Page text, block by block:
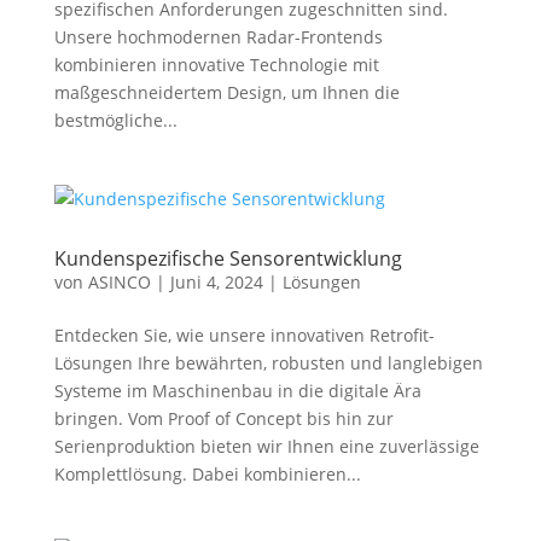
spezifischen Anforderungen zugeschnitten sind.
Unsere hochmodernen Radar-Frontends
kombinieren innovative Technologie mit
maßgeschneidertem Design, um Ihnen die
bestmögliche...
Kundenspezifische Sensorentwicklung
von ASINCO | Juni 4, 2024| Lösungen
Entdecken Sie, wie unsere innovativen Retrofit-
Lösungen Ihre bewährten, robusten und langlebigen
Systeme im Maschinenbau in die digitale Ära
bringen. Vom Proof of Concept bis hin zur
Serienproduktion bieten wir Ihnen eine zuverlässige
Komplettlösung. Dabei kombinieren...